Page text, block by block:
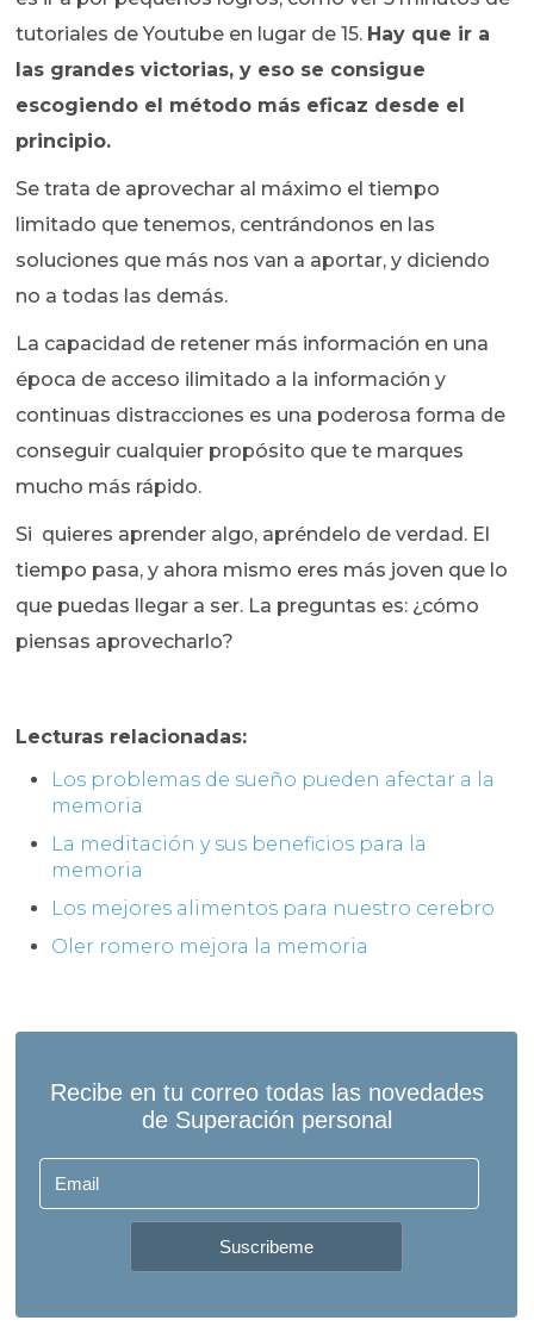
tutoriales de Youtube en lugar de 15. Hay que ir a
las grandes victorias, y eso se consigue
escogiendo el método más eficaz desde el
principio.
Se trata de aprovechar al máximo el tiempo
limitado que tenemos, centrándonos en las
soluciones que más nos van a aportar, y diciendo
no a todas las demás.
La capacidad de retener más información en una
época de acceso ilimitado a la información y
continuas distracciones es una poderosa forma de
conseguir cualquier propósito que te marques
mucho más rápido.
Si quieres aprender algo, apréndelo de verdad. El
tiempo pasa, y ahora mismo eres más joven que lo
que puedas llegar a ser. La preguntas es: ¿cómo
piensas aprovecharlo?
Lecturas relacionadas:
Los problemas de sueño pueden afectar a la
memoria
La meditación y sus beneficios para la
memoria
Los mejores alimentos para nuestro cerebro
Oler romero mejora la memoria